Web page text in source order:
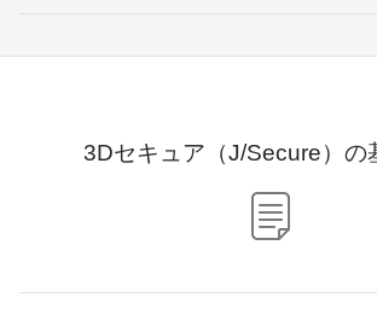
3Dセキュア（J/Secure）の